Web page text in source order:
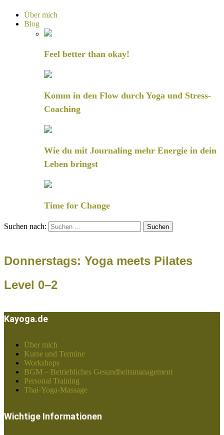
Über mich
Blog
Feel better than okay!
Komm in den Flow durch Yoga und Stress-
Coaching
Wie du mit Journaling mehr Energie in dein
Leben bringst
Time for Change
Suchen nach:
Donnerstags: Yoga meets Pilates
Level 0–2
Kayoga.de
Über mich
Kurse und Termine
Workshops
BGM – Betriebliches Gesundheitsmanagement
Personal Training
Thai-Yoga-Massage
Wichtige Informationen